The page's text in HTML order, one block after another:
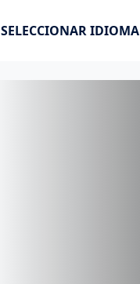
SELECCIONAR IDIOMA